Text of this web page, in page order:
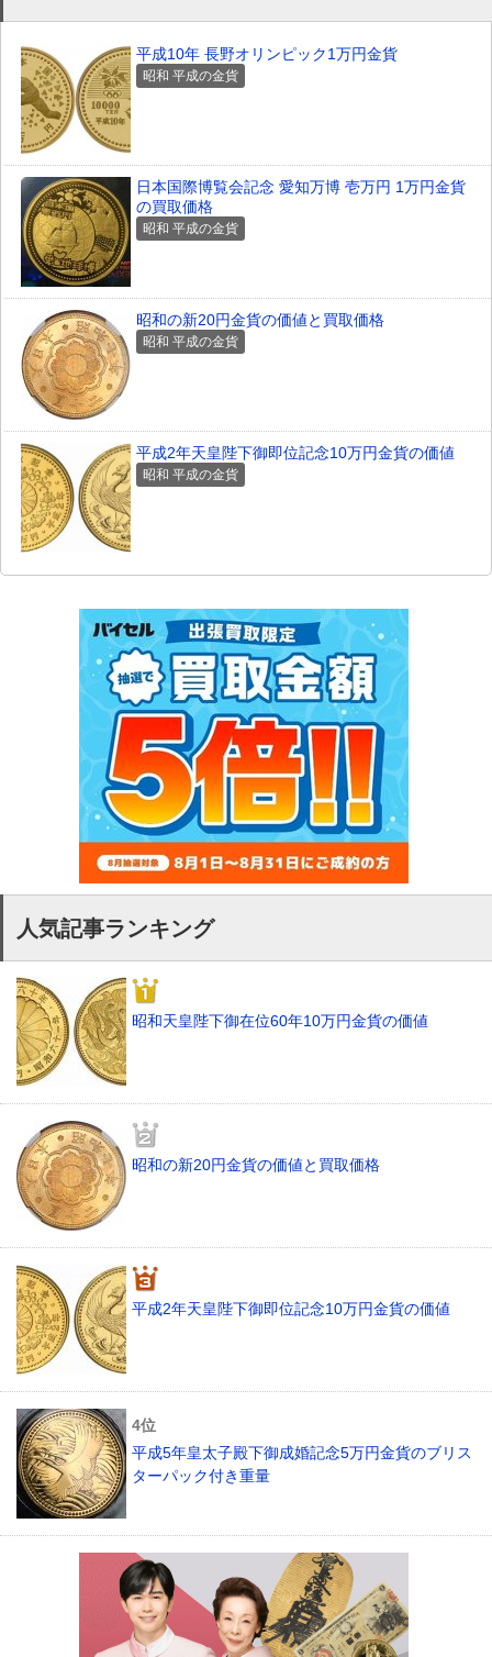
平成10年 長野オリンピック1万円金貨
昭和 平成の金貨
日本国際博覧会記念 愛知万博 壱万円 1万円金貨
の買取価格
昭和 平成の金貨
昭和の新20円金貨の価値と買取価格
昭和 平成の金貨
平成2年天皇陛下御即位記念10万円金貨の価値
昭和 平成の金貨
人気記事ランキング
昭和天皇陛下御在位60年10万円金貨の価値
昭和の新20円金貨の価値と買取価格
平成2年天皇陛下御即位記念10万円金貨の価値
平成5年皇太子殿下御成婚記念5万円金貨のブリス
ターパック付き重量